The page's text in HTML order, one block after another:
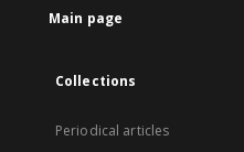
Main page
Collections
Periodical articles